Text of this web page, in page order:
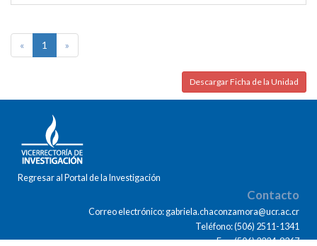
« 1 »
Descargar Ficha de la Unidad
Regresar al Portal de la Investigación
Contacto
Correo electrónico: gabriela.chaconzamora@ucr.ac.cr
Teléfono: (506) 2511-1341
Fax: (506) 2224-9367